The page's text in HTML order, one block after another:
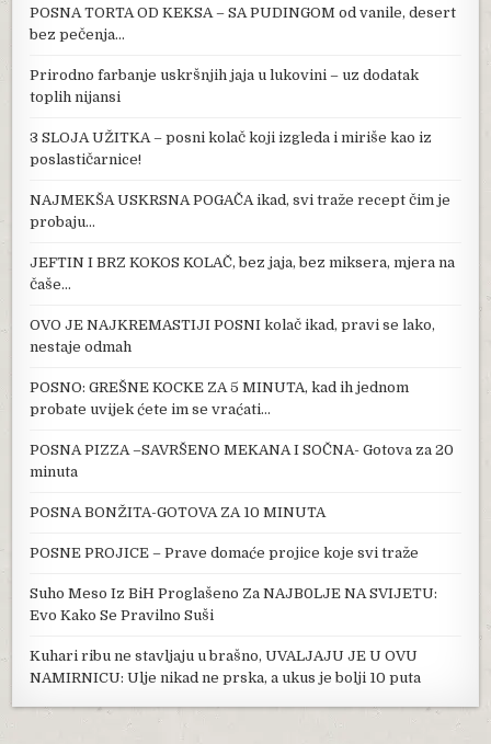
POSNA TORTA OD KEKSA – SA PUDINGOM od vanile, desert
bez pečenja…
Prirodno farbanje uskršnjih jaja u lukovini – uz dodatak
toplih nijansi
3 SLOJA UŽITKA – posni kolač koji izgleda i miriše kao iz
poslastičarnice!
NAJMEKŠA USKRSNA POGAČA ikad, svi traže recept čim je
probaju…
JEFTIN I BRZ KOKOS KOLAČ, bez jaja, bez miksera, mjera na
čaše…
OVO JE NAJKREMASTIJI POSNI kolač ikad, pravi se lako,
nestaje odmah
POSNO: GREŠNE KOCKE ZA 5 MINUTA, kad ih jednom
probate uvijek ćete im se vraćati…
POSNA PIZZA –SAVRŠENO MEKANA I SOČNA- Gotova za 20
minuta
POSNA BONŽITA-GOTOVA ZA 10 MINUTA
POSNE PROJICE – Prave domaće projice koje svi traže
Suho Meso Iz BiH Proglašeno Za NAJB0LJE NA SVIJETU:
Evo Kako Se Pravilno Suši
Kuhari ribu ne stavljaju u brašno, UVALJAJU JE U OVU
NAMIRNICU: Ulje nikad ne prska, a ukus je bolji 10 puta